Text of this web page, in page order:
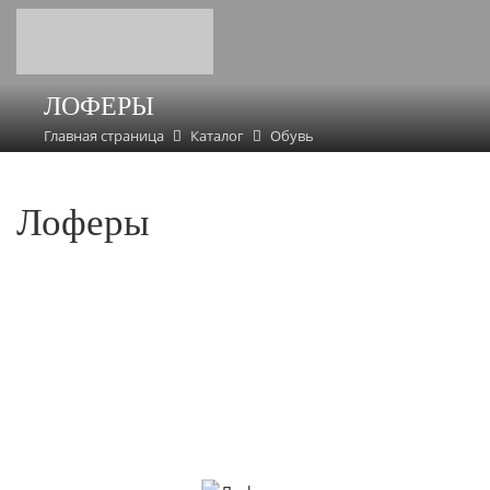
ЛОФЕРЫ
Главная страница Каталог Обувь
Лоферы